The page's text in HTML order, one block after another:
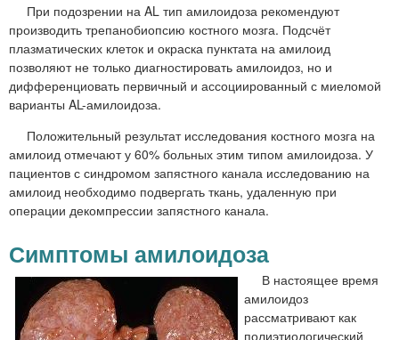
При подозрении на AL тип амилоидоза рекомендуют
производить трепанобиопсию костного мозга. Подсчёт
плазматических клеток и окраска пунктата на амилоид
позволяют не только диагностировать амилоидоз, но и
дифференциовать первичный и ассоциированный с миеломой
варианты AL-амилоидоза.
Положительный результат исследования костного мозга на
амилоид отмечают у 60% больных этим типом амилоидоза. У
пациентов с синдромом запястного канала исследованию на
амилоид необходимо подвергать ткань, удаленную при
операции декомпрессии запястного канала.
Симптомы амилоидоза
В настоящее время
амилоидоз
рассматривают как
полиэтиологический